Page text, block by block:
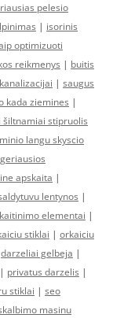
pelesio
| isorinis
optimizuoti
reikmenys | buitis
| saugus
kada ziemines |
stipruolis
langu skyscio
geriausios
apskaita |
lentynos |
kaitinimo elementai |
stiklai | orkaiciu
darzeliai gelbeja |
| privatus darzelis |
stiklai | seo
masinu